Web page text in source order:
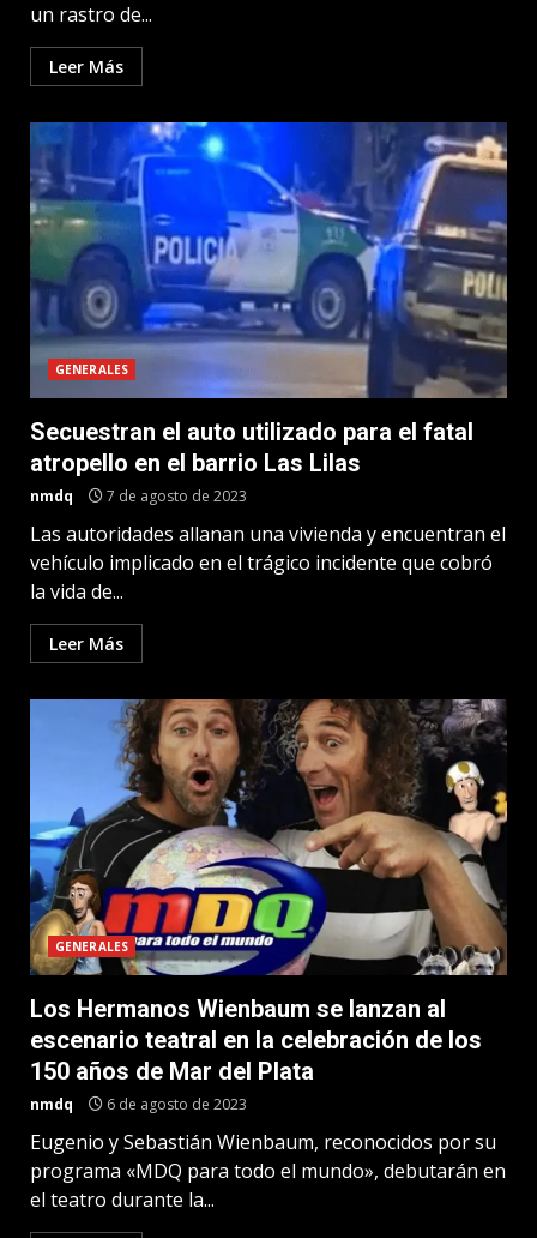
un rastro de...
Leer Más
GENERALES
Secuestran el auto utilizado para el fatal
atropello en el barrio Las Lilas
nmdq 7 de agosto de 2023
Las autoridades allanan una vivienda y encuentran el
vehículo implicado en el trágico incidente que cobró
la vida de...
Leer Más
GENERALES
Los Hermanos Wienbaum se lanzan al
escenario teatral en la celebración de los
150 años de Mar del Plata
nmdq 6 de agosto de 2023
Eugenio y Sebastián Wienbaum, reconocidos por su
programa «MDQ para todo el mundo», debutarán en
el teatro durante la...